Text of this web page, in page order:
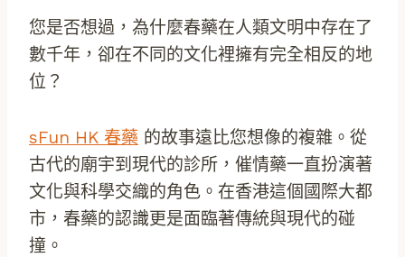
您是否想過，為什麼春藥在人類文明中存在了
數千年，卻在不同的文化裡擁有完全相反的地
位？
sFun HK 春藥 的故事遠比您想像的複雜。從
古代的廟宇到現代的診所，催情藥一直扮演著
文化與科學交織的角色。在香港這個國際大都
市，春藥的認識更是面臨著傳統與現代的碰
撞。